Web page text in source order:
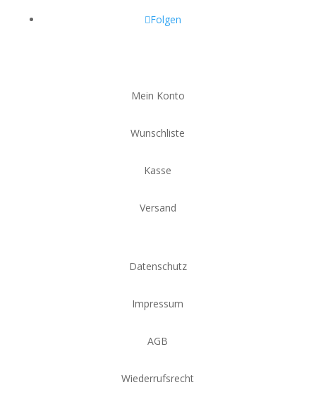
Folgen
Mein Konto
Wunschliste
Kasse
Versand
Datenschutz
Impressum
AGB
Wiederrufsrecht